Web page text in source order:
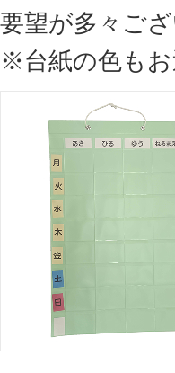
要望が多々ござ
※台紙の色も